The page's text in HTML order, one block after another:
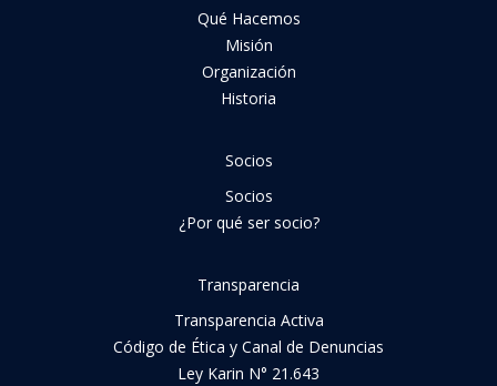
Qué Hacemos
Misión
Organización
Historia
Socios
Socios
¿Por qué ser socio?
Transparencia
Transparencia Activa
Código de Ética y Canal de Denuncias
Ley Karin N° 21.643